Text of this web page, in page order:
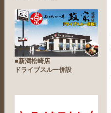
■新潟松崎店
ドライブスルー併設